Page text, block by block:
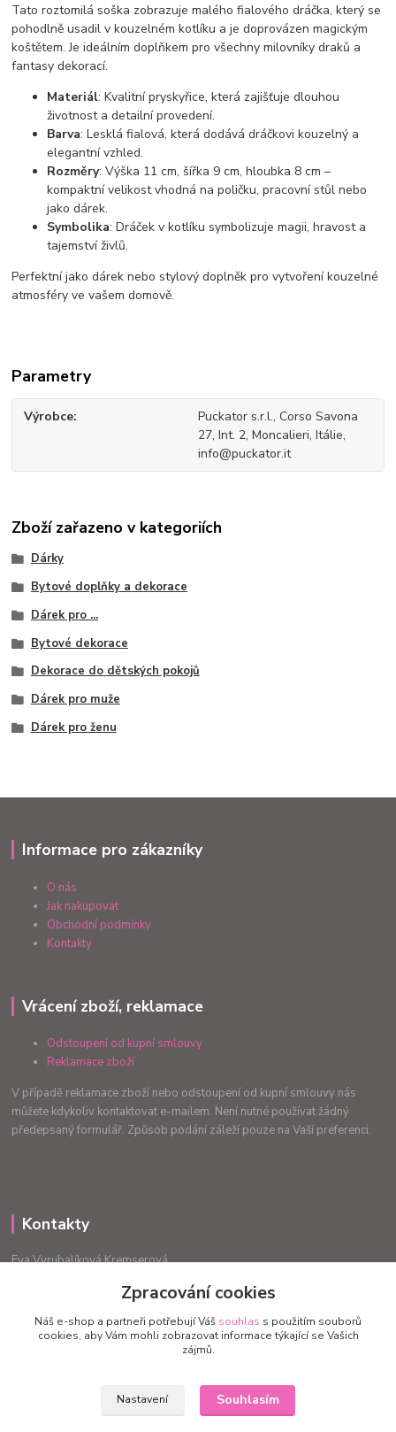
Tato roztomilá soška zobrazuje malého fialového dráčka, který se
pohodlně usadil v kouzelném kotlíku a je doprovázen magickým
koštětem. Je ideálním doplňkem pro všechny milovníky draků a
fantasy dekorací.
Materiál: Kvalitní pryskyřice, která zajišťuje dlouhou
životnost a detailní provedení.
Barva: Lesklá fialová, která dodává dráčkovi kouzelný a
elegantní vzhled.
Rozměry: Výška 11 cm, šířka 9 cm, hloubka 8 cm –
kompaktní velikost vhodná na poličku, pracovní stůl nebo
jako dárek.
Symbolika: Dráček v kotlíku symbolizuje magii, hravost a
tajemství živlů.
Perfektní jako dárek nebo stylový doplněk pro vytvoření kouzelné
atmosféry ve vašem domově.
Parametry
Výrobce
Puckator s.r.l., Corso Savona
27, Int. 2, Moncalieri, Itálie,
info@puckator.it
Zboží zařazeno v kategoriích
Dárky
Bytové doplňky a dekorace
Dárek pro ...
Bytové dekorace
Dekorace do dětských pokojů
Dárek pro muže
Dárek pro ženu
Informace pro zákazníky
O nás
Jak nakupovat
Obchodní podmínky
Kontakty
Vrácení zboží, reklamace
Odstoupení od kupní smlouvy
Reklamace zboží
V případě reklamace zboží nebo odstoupení od kupní smlouvy nás
můžete kdykoliv kontaktovat e-mailem. Není nutné používat žádný
předepsaný formulář. Způsob podání záleží pouze na Vaší preferenci.
Kontakty
Eva Vyrubalíková Kremserová
info.radost@email.cz
Upravit sběr cookies.
Zpracování cookies
Náš e-shop a partneři potřebují Váš souhlas s použitím souborů
cookies, aby Vám mohli zobrazovat informace týkající se Vašich
zájmů.
Nastavení Souhlasím